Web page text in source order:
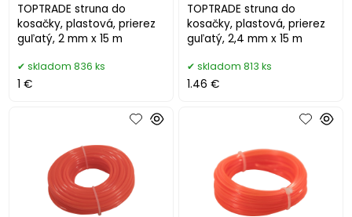
TOPTRADE struna do
kosačky, plastová, prierez
guľatý, 2 mm x 15 m
skladom 836 ks
1 €
TOPTRADE struna do
kosačky, plastová, prierez
guľatý, 2,4 mm x 15 m
skladom 813 ks
1.46 €